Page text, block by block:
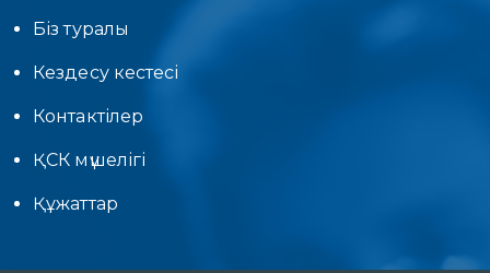
Біз туралы
Кездесу кестесі
Контактілер
ҚСК мүшелігі
Құжаттар